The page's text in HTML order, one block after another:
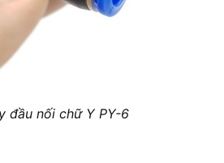
đầu nối chữ Y PY-6